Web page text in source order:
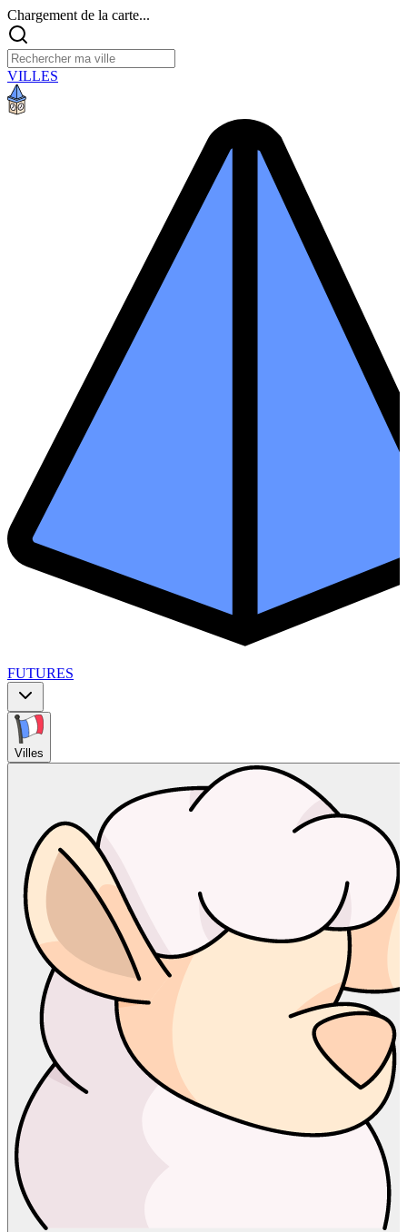
Chargement de la carte...
VILLES
FUTURES
Villes